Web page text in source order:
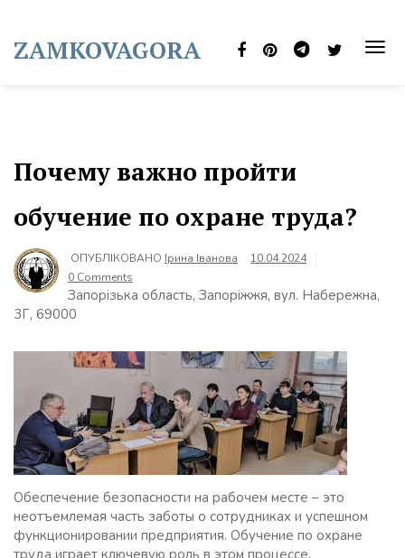
content
ZAMKOVAGORA
Почему важно пройти
обучение по охране труда?
ОПУБЛІКОВАНО Ірина Іванова
10.04.2024
0 Comments
Запорізька область, Запоріжжя, вул. Набережна,
3Г, 69000
Обеспечение безопасности на рабочем месте – это
неотъемлемая часть заботы о сотрудниках и успешном
функционировании предприятия. Обучение по охране
труда играет ключевую роль в этом процессе,